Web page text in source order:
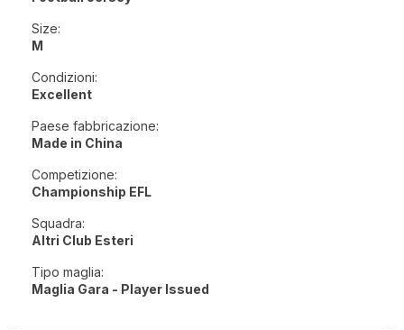
Size:
M
Condizioni:
Excellent
Paese fabbricazione:
Made in China
Competizione:
Championship EFL
Squadra:
Altri Club Esteri
Tipo maglia:
Maglia Gara - Player Issued